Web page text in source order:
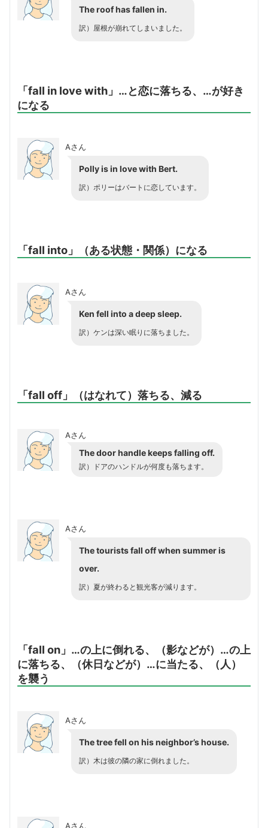
The roof has fallen in.
訳）屋根が崩れてしまいました。
「fall in love with」…と恋に落ちる、…が好き
になる
Aさん
Polly is in love with Bert.
訳）ポリーはバートに恋しています。
「fall into」（ある状態・関係）になる
Aさん
Ken fell into a deep sleep.
訳）ケンは深い眠りに落ちました。
「fall off」（はなれて）落ちる、減る
Aさん
The door handle keeps falling off.
訳）ドアのハンドルが何度も落ちます。
Aさん
The tourists fall off when summer is
over.
訳）夏が終わると観光客が減ります。
「fall on」…の上に倒れる、（影などが）…の上
に落ちる、（休日などが）…に当たる、（人）
を襲う
Aさん
The tree fell on his neighbor’s house.
訳）木は彼の隣の家に倒れました。
Aさん